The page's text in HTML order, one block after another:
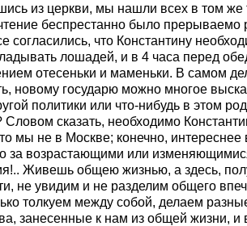
из церкви, мы нашли всех в том
беспрестанно было
согласились, что Константину
лошадей, и в 4 часа перед
отесеньки и маменьки. В самом
новому государю можно многое
политики или что-нибудь в этом
Словом сказать, необходимо
мы не в Москве; конечно,
за возрастающими или
Живешь общею жизнью, а здесь,
не увидим и не разделим общего
толкуем между собой, делаем
занесенные к нам из общей жизни, и